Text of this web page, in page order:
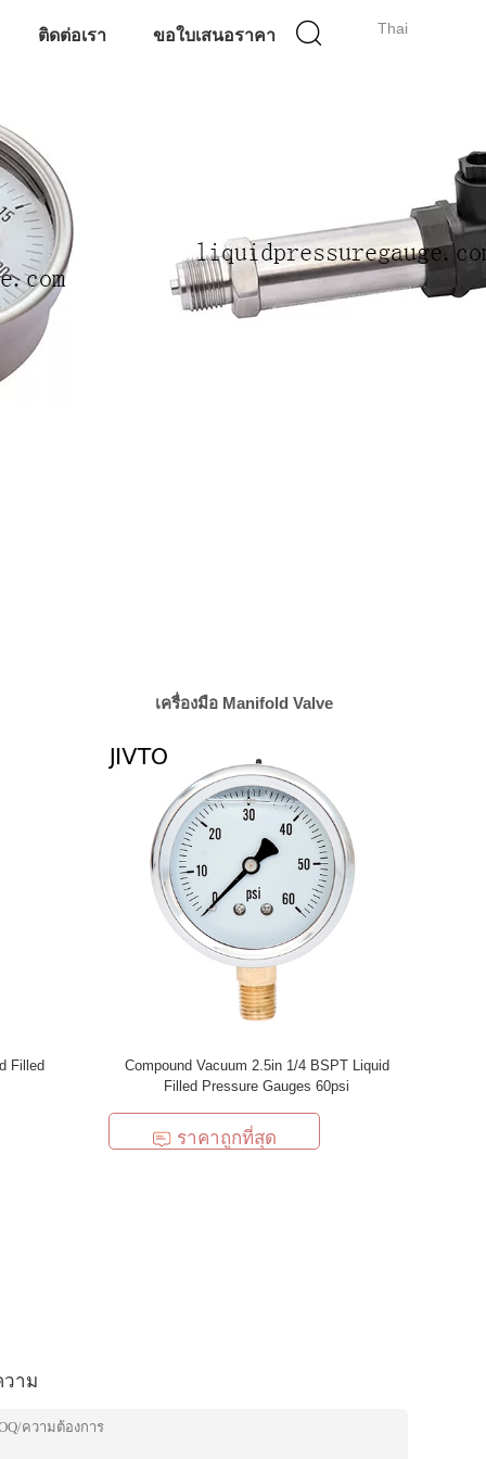
Thai
ติดต่อเรา ขอใบเสนอราคา
เครื่องมือ Manifold Valve
Filled
Compound Vacuum 2.5in 1/4 BSPT Liquid
Filled Pressure Gauges 60psi
ราคาถูกที่สุด
าม